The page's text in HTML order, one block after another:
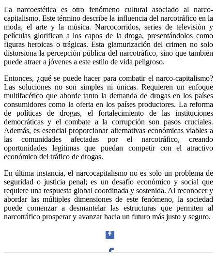
La narcoestética es otro fenómeno cultural asociado al narco-
capitalismo. Este término describe la influencia del narcotráfico en la
moda, el arte y la música. Narcocorridos, series de televisión y
películas glorifican a los capos de la droga, presentándolos como
figuras heroicas o trágicas. Esta glamurización del crimen no solo
distorsiona la percepción pública del narcotráfico, sino que también
puede atraer a jóvenes a este estilo de vida peligroso.
Entonces, ¿qué se puede hacer para combatir el narco-capitalismo?
Las soluciones no son simples ni únicas. Requieren un enfoque
multifacético que aborde tanto la demanda de drogas en los países
consumidores como la oferta en los países productores. La reforma
de políticas de drogas, el fortalecimiento de las instituciones
democráticas y el combate a la corrupción son pasos cruciales.
Además, es esencial proporcionar alternativas económicas viables a
las comunidades afectadas por el narcotráfico, creando
oportunidades legítimas que puedan competir con el atractivo
económico del tráfico de drogas.
En última instancia, el narcocapitalismo no es solo un problema de
seguridad o justicia penal; es un desafío económico y social que
requiere una respuesta global coordinada y sostenida. Al reconocer y
abordar las múltiples dimensiones de este fenómeno, la sociedad
puede comenzar a desmantelar las estructuras que permiten al
narcotráfico prosperar y avanzar hacia un futuro más justo y seguro.